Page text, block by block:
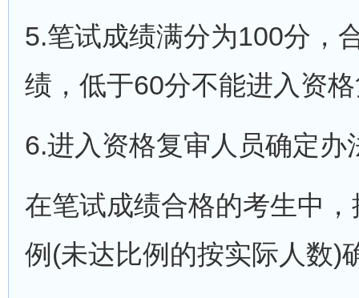
5.笔试成绩满分为100分，
绩，低于60分不能进入资
6.进入资格复审人员确定办
在笔试成绩合格的考生中
例(未达比例的按实际人数)